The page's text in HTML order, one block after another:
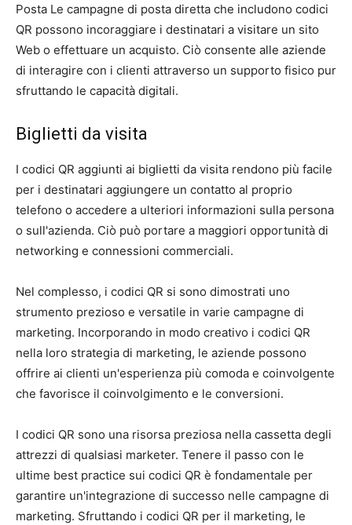
Posta Le campagne di posta diretta che includono codici
QR possono incoraggiare i destinatari a visitare un sito
Web o effettuare un acquisto. Ciò consente alle aziende
di interagire con i clienti attraverso un supporto fisico pur
sfruttando le capacità digitali.
Biglietti da visita
I codici QR aggiunti ai biglietti da visita rendono più facile
per i destinatari aggiungere un contatto al proprio
telefono o accedere a ulteriori informazioni sulla persona
o sull'azienda. Ciò può portare a maggiori opportunità di
networking e connessioni commerciali.
Nel complesso, i codici QR si sono dimostrati uno
strumento prezioso e versatile in varie campagne di
marketing. Incorporando in modo creativo i codici QR
nella loro strategia di marketing, le aziende possono
offrire ai clienti un'esperienza più comoda e coinvolgente
che favorisce il coinvolgimento e le conversioni.
I codici QR sono una risorsa preziosa nella cassetta degli
attrezzi di qualsiasi marketer. Tenere il passo con le
ultime best practice sui codici QR è fondamentale per
garantire un'integrazione di successo nelle campagne di
marketing. Sfruttando i codici QR per il marketing, le